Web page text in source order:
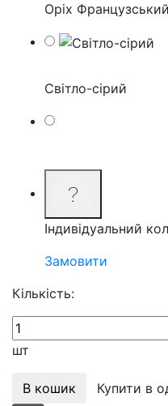
Оріх
Світло-сірий
Індивідуальний
Замовити
Кількість:
шт
В кошик
Купити в